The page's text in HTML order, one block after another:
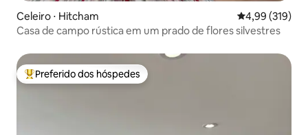
Celeiro ⋅ Hitcham 4,99 de uma
4,99 (319)
Casa de campo rústica em um prado de flores silvestres
Entre os melhores preferidos dos hóspedes
Preferido dos hóspedes